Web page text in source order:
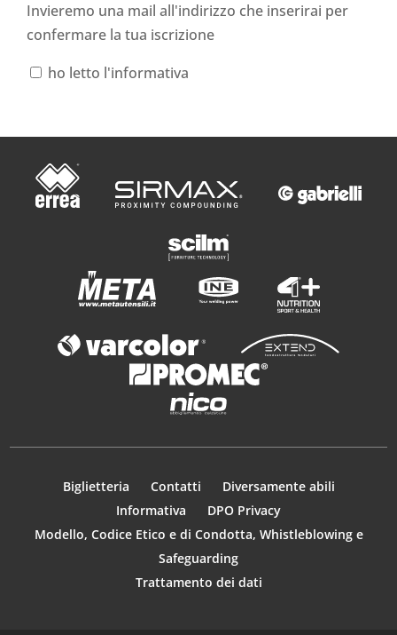
Invieremo una mail all'indirizzo che inserirai per
confermare la tua iscrizione
ho letto l'informativa
Biglietteria Contatti
Diversamente abili
Informativa
DPO Privacy
Modello, Codice Etico e di Condotta, Whistleblowing e
Safeguarding
Trattamento dei dati